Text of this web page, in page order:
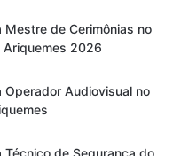
de Cerimônias no
Ariquemes 2026
Audiovisual no